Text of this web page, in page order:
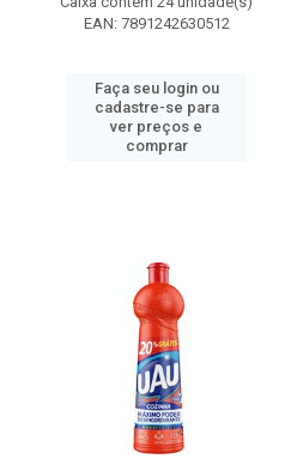
EAN: 7891242630512
Faça seu login ou
cadastre-se para
ver preços e
comprar